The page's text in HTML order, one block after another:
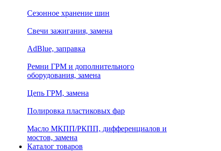
Сезонное хранение шин
Свечи зажигания, замена
AdBlue, заправка
Ремни ГРМ и дополнительного
оборудования, замена
Цепь ГРМ, замена
Полировка пластиковых фар
Масло МКПП/РКПП, дифференциалов и
мостов, замена
Каталог товаров